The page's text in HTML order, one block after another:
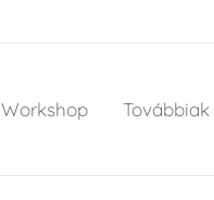
Workshop Továbbiak